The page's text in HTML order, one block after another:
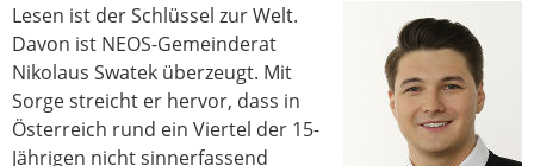
Lesen ist der Schlüssel zur Welt.
Davon ist NEOS-Gemeinderat
Nikolaus Swatek überzeugt. Mit
Sorge streicht er hervor, dass in
Österreich rund ein Viertel der 15-
Jährigen nicht sinnerfassend